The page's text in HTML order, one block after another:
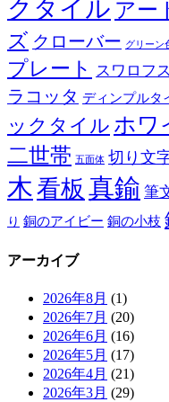
クタイル アー
ズ クローバー グリーン
プレート スワロフ
ラコッタ ディンプルタ
ックタイル ホワ
二世帯 五面体 切り文
木看板 真鍮 筆
り 銅のアイビー 銅の小枝
アーカイブ
2026年8月 (1)
2026年7月 (20)
2026年6月 (16)
2026年5月 (17)
2026年4月 (21)
2026年3月 (29)